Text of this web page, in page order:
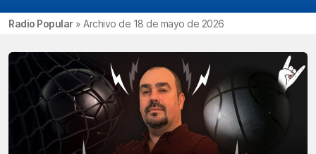
Radio Popular» Archivo de 18 de mayo de 2026